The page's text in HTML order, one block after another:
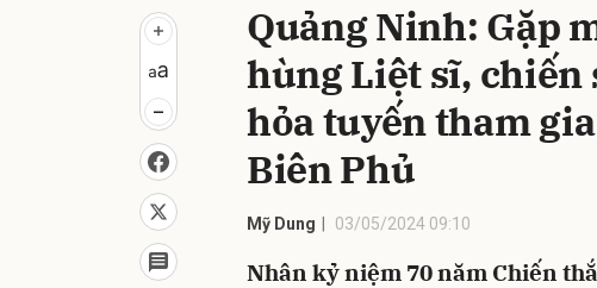
Quảng Ninh: Gặp
hùng Liệt sĩ, chiến
hỏa tuyến tham
Biên Phủ
Mỹ Dung 03/05/2024 09:10
Nhân kỷ niệm 70 năm Chiến